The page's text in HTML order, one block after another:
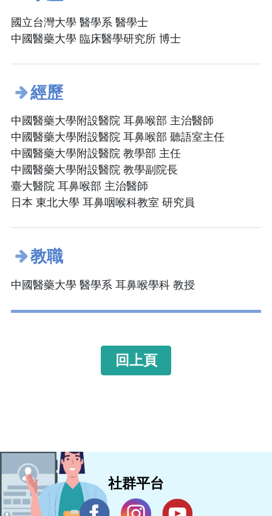
國立台灣大學 醫學系 醫學士
中國醫藥大學 臨床醫學研究所 博士
經歷
中國醫藥大學附設醫院 耳鼻喉部 主治醫師
中國醫藥大學附設醫院 耳鼻喉部 聽語室主任
中國醫藥大學附設醫院 教學部 主任
中國醫藥大學附設醫院 教學副院長
臺大醫院 耳鼻喉部 主治醫師
日本 東北大學 耳鼻咽喉科教室 研究員
教職
中國醫藥大學 醫學系 耳鼻喉學科 教授
回上頁
社群平台